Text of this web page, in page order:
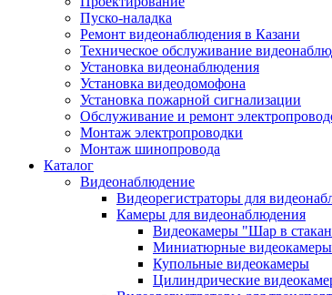
Пуско-наладка
Ремонт видеонаблюдения в Казани
Техническое обслуживание
Установка видеонаблюдения
Установка видеодомофона
Установка пожарной сигнализации
Обслуживание и ремонт
Монтаж электропроводки
Монтаж шинопровода
Каталог
Видеонаблюдение
Видеорегистраторы для
Камеры для видеонаблюдения
Видеокамеры "Шар в
Миниатюрные видеокамеры
Купольные видеокамеры
Цилиндрические